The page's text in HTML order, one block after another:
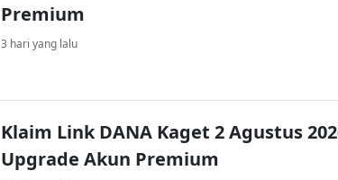
Premium
3 hari yang lalu
Klaim Link DANA Kaget 2 Agustus
Upgrade Akun Premium